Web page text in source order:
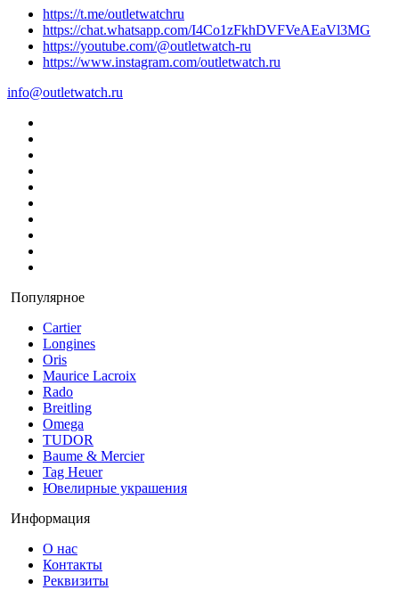
https://t.me/outletwatchru
https://chat.whatsapp.com/I4Co1zFkhDVFVeAEaVl3MG
https://youtube.com/@outletwatch-ru
https://www.instagram.com/outletwatch.ru
info@outletwatch.ru
Популярное
Cartier
Longines
Oris
Maurice Lacroix
Rado
Breitling
Omega
TUDOR
Baume & Mercier
Tag Heuer
Ювелирные украшения
Информация
О нас
Контакты
Реквизиты